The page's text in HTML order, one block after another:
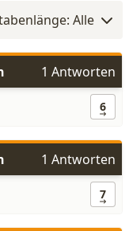
Alle
1 Antworten
6
1 Antworten
7